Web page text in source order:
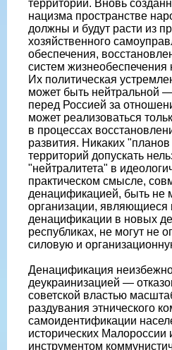
территории. Вновь
нацизма пространстве
должны и будут расти из
хозяйственного
обеспечения,
систем жизнеобеспечения
Их политическая
может быть нейтральной
перед Россией за
может реализоваться
в процессах
развития. Никаких
территорий допускать
"нейтралитета" в
практическом смысле,
денацификацией, быть не
организации, являющиеся
денацификации в новых
республиках, не могут не
силовую и
Денацификация неизбежно
деукраинизацией —
советской властью
раздувания этнического
самоидентификации
исторических Малороссии
инструментом